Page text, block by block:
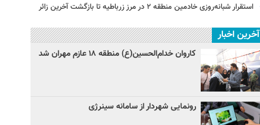
استقرار شبانه‌روزی خادمین منطقه ۲ در مرز زرباطیه تا بازگشت آخرین زائر
آخرین اخبار
کاروان خدام‌الحسین(ع) منطقه ۱۸ عازم مهران شد
رونمایی شهردار از سامانه سینرژی